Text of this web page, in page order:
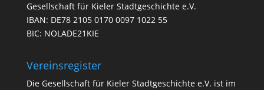
Gesellschaft für Kieler Stadtgeschichte e.V.
IBAN: DE78 2105 0170 0097 1022 55
BIC: NOLADE21KIE
Vereinsregister
Die Gesellschaft für Kieler Stadtgeschichte e.V. ist im